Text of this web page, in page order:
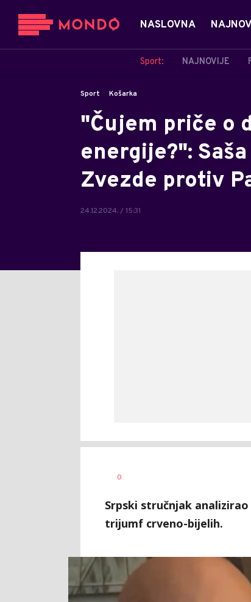
NASLOVNA
Sport: NAJNOVIJE
Sport Košarka
"Čujem priče o
energije?":
Zvezde protiv
24.12.2024. / 15:31
0
Srpski stručnjak
trijumf crveno-bijelih.